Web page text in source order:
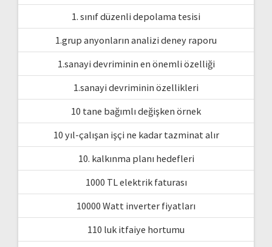
1. sınıf düzenli depolama tesisi
1.grup anyonların analizi deney raporu
1.sanayi devriminin en önemli özelliği
1.sanayi devriminin özellikleri
10 tane bağımlı değişken örnek
10 yıl-çalışan işçi ne kadar tazminat alır
10. kalkınma planı hedefleri
1000 TL elektrik faturası
10000 Watt inverter fiyatları
110 luk itfaiye hortumu